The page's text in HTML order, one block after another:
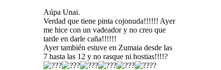
Aúpa Unai.
Verdad que tiene pinta cojonuda!!!!!! Ayer
me hice con un vadeador y no creo que
tarde en darle caña!!!!!!
Ayer también estuve en Zumaia desde las
7 hasta las 12 y no rasque ni hostias!!!!?
?